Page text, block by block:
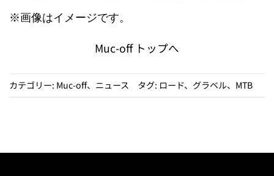
※画像はイメージです。
Muc-off トップへ
カテゴリー: Muc-off、 ニュース タグ: ロード、 グラベル、 MTB